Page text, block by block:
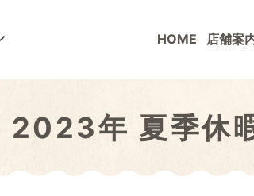
HOME 店舗案
2023年 夏季休